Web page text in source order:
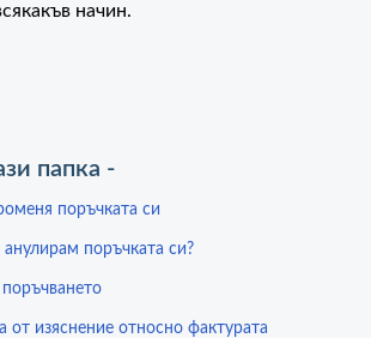
начин.
папка -
поръчката си
поръчката си?
изяснение относно фактурата